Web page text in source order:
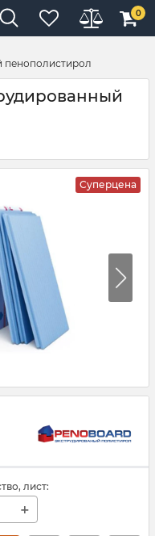
0
пенополистирол
Суперцена
, лист:
+